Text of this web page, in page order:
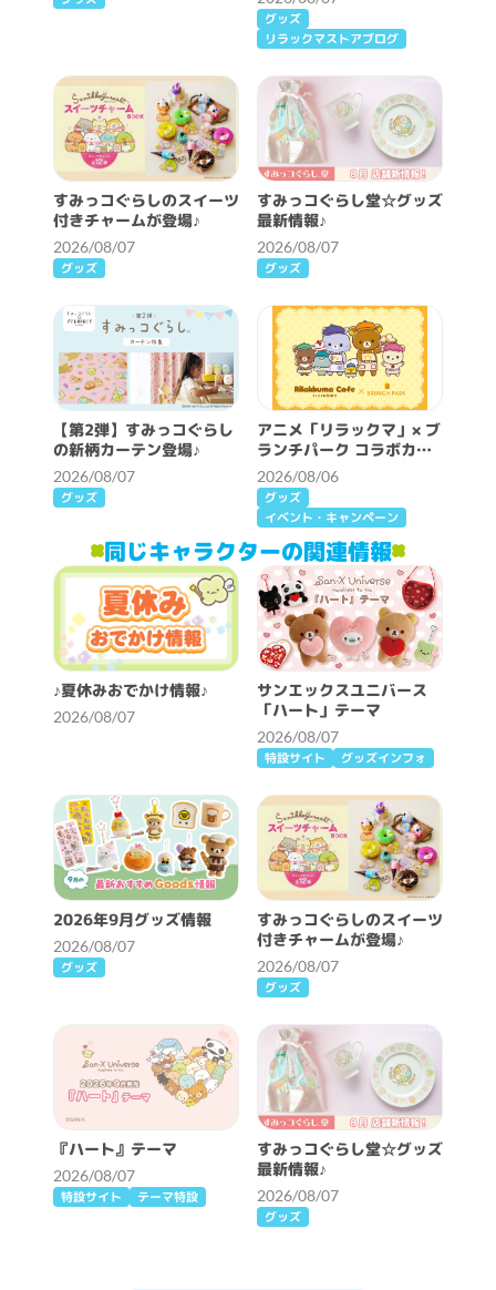
グッズ
リラックマストアブログ
すみっコぐらしのスイーツ
付きチャームが登場♪
2026/08/07
グッズ
すみっコぐらし堂☆グッズ
最新情報♪
2026/08/07
グッズ
【第2弾】すみっコぐらし
の新柄カーテン登場♪
2026/08/07
グッズ
アニメ「リラックマ」× ブ
ランチパーク コラボカフ
ェ開催決定！
2026/08/06
グッズ
イベント・キャンペーン
同じキャラクターの関連情報
♪夏休みおでかけ情報♪
2026/08/07
サンエックスユニバース
「ハート」テーマ
2026/08/07
特設サイト グッズインフォ
2026年9月グッズ情報
2026/08/07
グッズ
すみっコぐらしのスイーツ
付きチャームが登場♪
2026/08/07
グッズ
『ハート』テーマ
2026/08/07
特設サイト テーマ特設
すみっコぐらし堂☆グッズ
最新情報♪
2026/08/07
グッズ